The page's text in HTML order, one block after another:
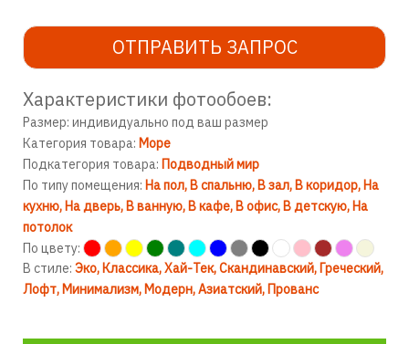
ОТПРАВИТЬ ЗАПРОС
Характеристики фотообоев:
Размер: индивидуально под ваш размер
Категория товара: Море
Подкатегория товара: Подводный мир
По типу помещения: На пол В спальню В зал В коридор На
кухню На дверь В ванную В кафе В офис В детскую На
потолок
По цвету:
В стиле: Эко Классика Хай-Тек Скандинавский Греческий
Лофт Минимализм Модерн Азиатский Прованс